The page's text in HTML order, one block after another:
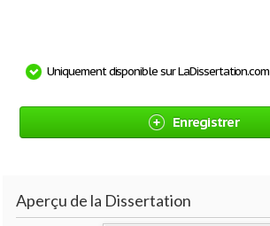
Uniquement disponible sur LaDissertation.com
Enregistrer
Aperçu de la Dissertation